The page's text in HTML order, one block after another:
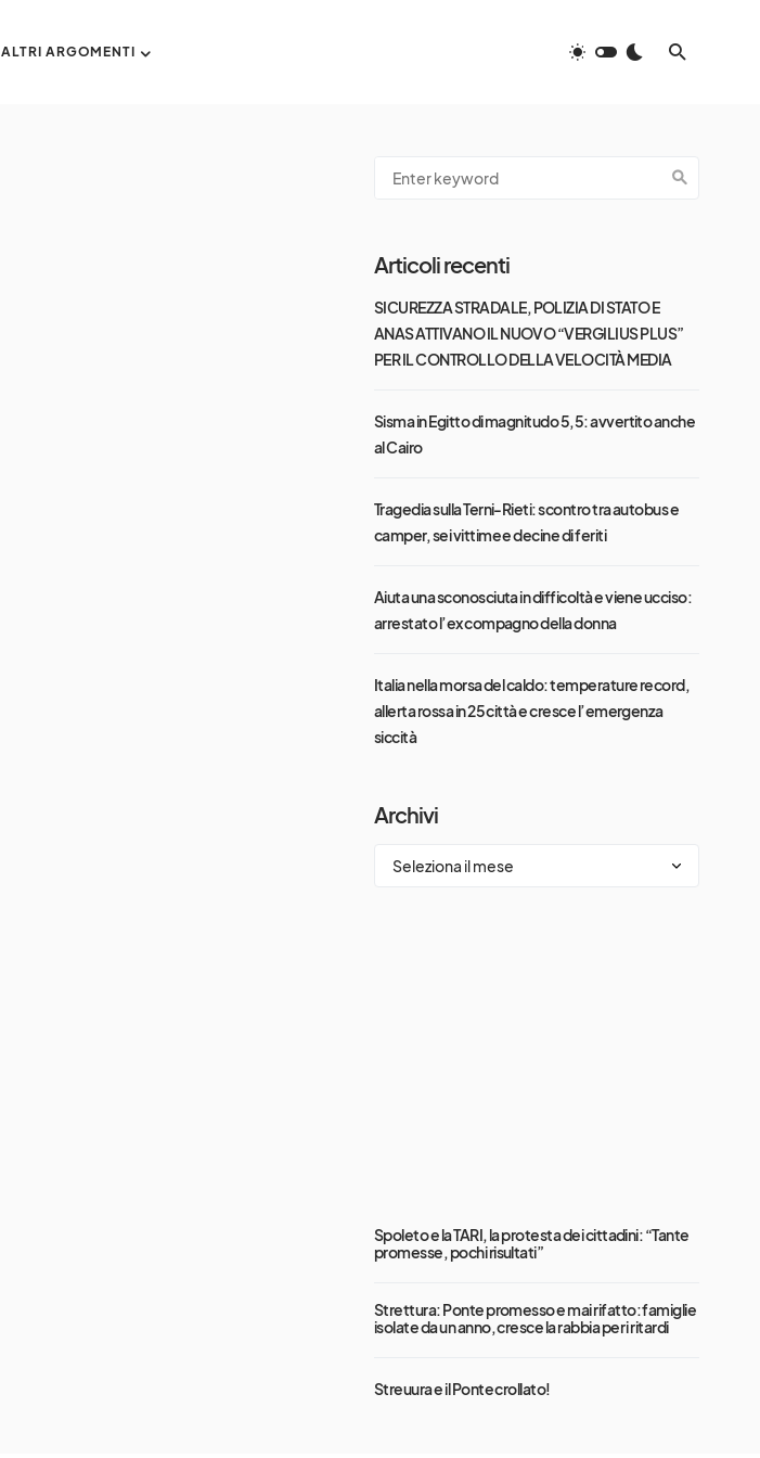
ALTRI ARGOMENTI
Articoli recenti
SICUREZZA STRADALE, POLIZIA DI STATO E
ANAS ATTIVANO IL NUOVO “VERGILIUS PLUS”
PER IL CONTROLLO DELLA VELOCITÀ MEDIA
Sisma in Egitto di magnitudo 5,5: avvertito anche
al Cairo
Tragedia sulla Terni-Rieti: scontro tra autobus e
camper, sei vittime e decine di feriti
Aiuta una sconosciuta in difficoltà e viene ucciso:
arrestato l’ex compagno della donna
Italia nella morsa del caldo: temperature record,
allerta rossa in 25 città e cresce l’emergenza
siccità
Archivi
Spoleto e la TARI, la protesta dei cittadini: “Tante
promesse, pochi risultati”
Strettura: Ponte promesso e mai rifatto: famiglie
isolate da un anno, cresce la rabbia per i ritardi
Streuura e il Ponte crollato!